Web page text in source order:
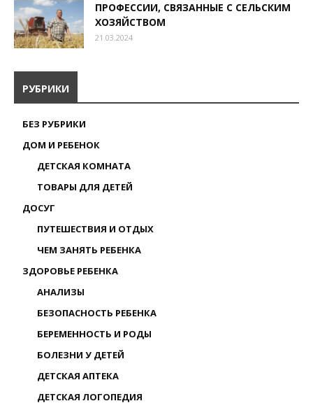
ПРОФЕССИИ, СВЯЗАННЫЕ С СЕЛЬСКИМ
ХОЗЯЙСТВОМ
21.03.2024
РУБРИКИ
БЕЗ РУБРИКИ
ДОМ И РЕБЕНОК
ДЕТСКАЯ КОМНАТА
ТОВАРЫ ДЛЯ ДЕТЕЙ
ДОСУГ
ПУТЕШЕСТВИЯ И ОТДЫХ
ЧЕМ ЗАНЯТЬ РЕБЕНКА
ЗДОРОВЬЕ РЕБЕНКА
АНАЛИЗЫ
БЕЗОПАСНОСТЬ РЕБЕНКА
БЕРЕМЕННОСТЬ И РОДЫ
БОЛЕЗНИ У ДЕТЕЙ
ДЕТСКАЯ АПТЕКА
ДЕТСКАЯ ЛОГОПЕДИЯ